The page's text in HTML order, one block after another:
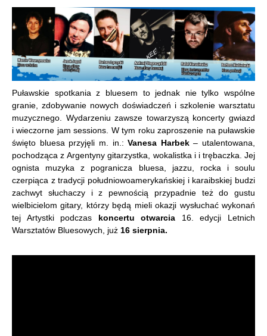
Puławskie spotkania z bluesem to jednak nie tylko wspólne
granie, zdobywanie nowych doświadczeń i szkolenie warsztatu
muzycznego. Wydarzeniu zawsze towarzyszą koncerty gwiazd
i wieczorne jam sessions. W tym roku zaproszenie na puławskie
święto bluesa przyjęli m. in.:Vanesa Harbek– utalentowana,
pochodząca z Argentyny gitarzystka, wokalistka i i trębaczka. Jej
ognista muzyka z pogranicza bluesa, jazzu, rocka i soulu
czerpiąca z tradycji południowoamerykańskiej i karaibskiej budzi
zachwyt słuchaczy i z pewnością przypadnie też do gustu
wielbicielom gitary, którzy będą mieli okazji wysłuchać wykonań
tej Artystki podczas koncertu otwarcia 16. edycji Letnich
Warsztatów Bluesowych, już 16 sierpnia.